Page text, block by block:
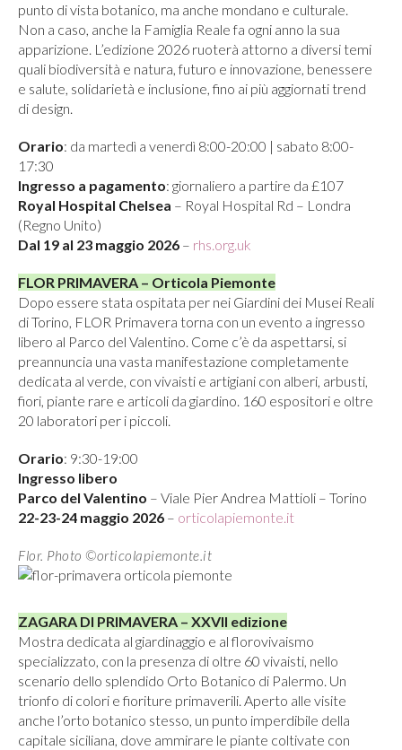
punto di vista botanico, ma anche mondano e culturale.
Non a caso, anche la Famiglia Reale fa ogni anno la sua
apparizione. L’edizione 2026 ruoterà attorno a diversi temi
quali biodiversità e natura, futuro e innovazione, benessere
e salute, solidarietà e inclusione, fino ai più aggiornati trend
di design.
Orario: da martedì a venerdì 8:00-20:00 | sabato 8:00-
17:30
Ingresso a pagamento: giornaliero a partire da £107
Royal Hospital Chelsea – Royal Hospital Rd – Londra
(Regno Unito)
Dal 19 al 23 maggio 2026 – rhs.org.uk
FLOR PRIMAVERA – Orticola Piemonte
Dopo essere stata ospitata per nei Giardini dei Musei Reali
di Torino, FLOR Primavera torna con un evento a ingresso
libero al Parco del Valentino. Come c’è da aspettarsi, si
preannuncia una vasta manifestazione completamente
dedicata al verde, con vivaisti e artigiani con alberi, arbusti,
fiori, piante rare e articoli da giardino. 160 espositori e oltre
20 laboratori per i piccoli.
Orario: 9:30-19:00
Ingresso libero
Parco del Valentino – Viale Pier Andrea Mattioli – Torino
22-23-24 maggio 2026 – orticolapiemonte.it
Flor. Photo ©orticolapiemonte.it
ZAGARA DI PRIMAVERA – XXVII edizione
Mostra dedicata al giardinaggio e al florovivaismo
specializzato, con la presenza di oltre 60 vivaisti, nello
scenario dello splendido Orto Botanico di Palermo. Un
trionfo di colori e fioriture primaverili. Aperto alle visite
anche l’orto botanico stesso, un punto imperdibile della
capitale siciliana, dove ammirare le piante coltivate con